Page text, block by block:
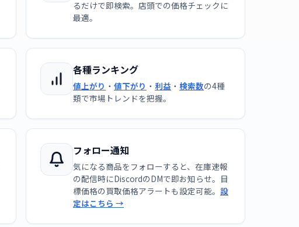
るだけで即検索。店頭での価格チェックに
最適。
各種ランキング
値上がり ・ 値下がり ・ 利益 ・ 検索数の4種
類で市場トレンドを把握。
フォロー通知
気になる商品をフォローすると、在庫速報
の配信時にDiscordのDMで即お知らせ。目
標価格の買取価格アラートも設定可能。 設
定はこちら →